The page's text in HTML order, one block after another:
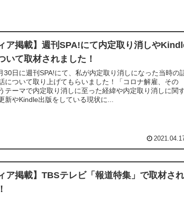
ア掲載】週刊SPA!にて内定取り消しや
いて取材されました！
30日に週刊SPA!にて、私が内定取り消しになった当時の
について取り上げてもらいました！「コロナ解雇、その
テーマで内定取り消しに至った経緯や内定取り消しに関
新やKindle出版をしている現状に...
ア掲載】TBSテレビ「報道特集」で取材さ